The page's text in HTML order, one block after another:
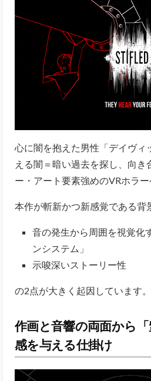
心に闇を抱えた男性「デイヴィ
える闇＝暗い過去を探し、向き
ー・アート要素強めのVRホラー
本作が斬新かつ新感覚である背
音の発生から周囲を視覚化
ンシステム」
示唆深いストーリー性
の2点が大きく起因しています。
作画と音響の両面から
感を与える仕掛け